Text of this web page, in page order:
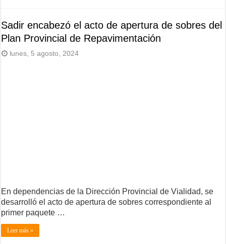
Sadir encabezó el acto de apertura de sobres del
Plan Provincial de Repavimentación
lunes, 5 agosto, 2024
En dependencias de la Dirección Provincial de Vialidad, se
desarrolló el acto de apertura de sobres correspondiente al
primer paquete …
Leer más »